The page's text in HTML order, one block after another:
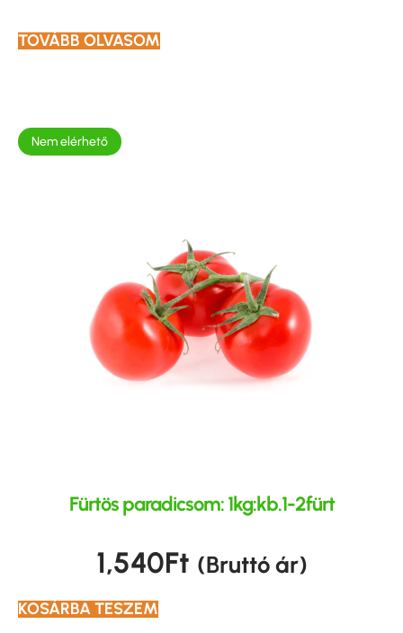
TOVÁBB OLVASOM
Nem elérhető
Fürtös paradicsom: 1kg:kb.1-2fürt
1,540Ft (Bruttó ár)
KOSÁRBA TESZEM